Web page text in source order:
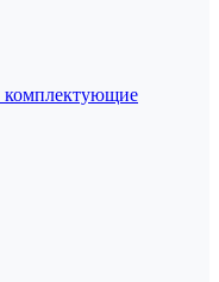
комплектующие